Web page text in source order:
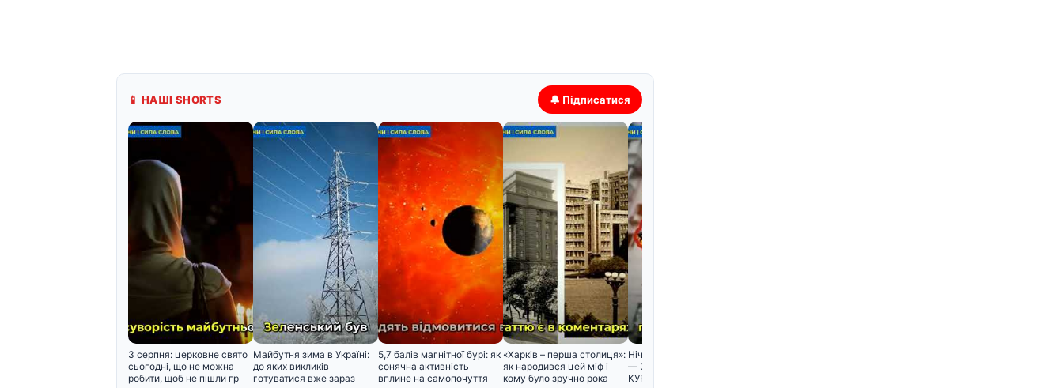
📱 НАШІ SHORTS 🔔 Підписатися
3 серпня: церковне свято
сьогодні, що не можна
робити, щоб не пішли гр
Майбутня зима в Україні:
до яких викликів
готуватися вже зараз
5,7 балів магнітної бурі: як
сонячна активність
вплине на самопочуття
«Харків – перша столиця»:
як народився цей міф і
кому було зручно рока
Hiч бyдe cтpaшнa❗️ 20:40
— Зaxoдuть ABIAЦIЯ 🚀
KУPC нa…